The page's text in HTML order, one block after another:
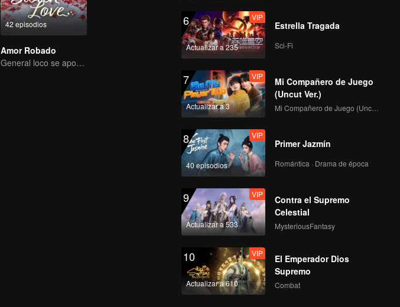
42 episodios
Amor Robado
General loco se apodera de su esposa por amor
6
Actualizar a 235
VIP
Estrella Tragada
Sci-Fi
7
Actualizar a 3
VIP
Mi Compañero de Juego
(Uncut Ver.)
Mi Compañero de Juego (Uncut Ver.)
8
40 episodios
VIP
Primer Jazmín
Romántica · Drama de época
9
Actualizar a 533
VIP
Contra el Supremo
Celestial
MysteriousFantasy
10
Actualizar a 610
VIP
El Emperador Dios
Supremo
Combat